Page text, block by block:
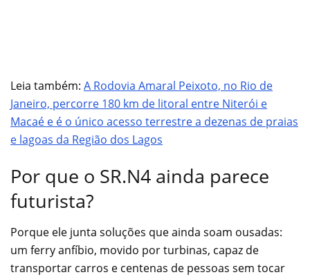
Leia também: A Rodovia Amaral Peixoto, no Rio de
Janeiro, percorre 180 km de litoral entre Niterói e
Macaé e é o único acesso terrestre a dezenas de praias
e lagoas da Região dos Lagos
Por que o SR.N4 ainda parece
futurista?
Porque ele junta soluções que ainda soam ousadas:
um ferry anfíbio, movido por turbinas, capaz de
transportar carros e centenas de pessoas sem tocar